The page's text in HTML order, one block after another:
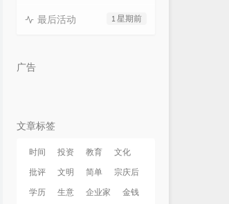
1 星期前
最后活动
广告
文章标签
时间 投资 教育
文化
批评
文明 简单
宗庆后
学历
生意 企业家
金钱